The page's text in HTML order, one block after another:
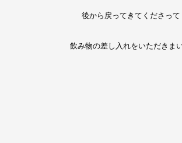
後から戻ってきてくださって
飲み物の差し入れをいただきま